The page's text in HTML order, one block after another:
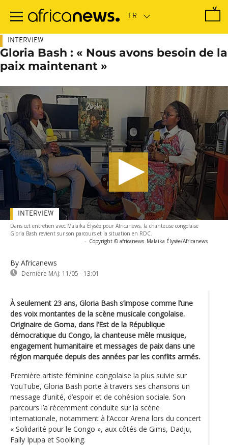
contenu
INTERVIEW
Gloria Bash : « Nous avons besoin de la
paix maintenant »
Dans cet entretien avec Malaika Élysée pour Africanews, la chanteuse congolaise
Gloria Bash revient sur son parcours et la situation en RDC.
- Copyright © africanews Malaika Élysée/Africanews
By Africanews
Dernière MAJ: 11/05 - 13:01
INTERVIEW
À seulement 23 ans, Gloria Bash s’impose comme l’une
des voix montantes de la scène musicale congolaise.
Originaire de Goma, dans l’Est de la République
démocratique du Congo, la chanteuse mêle musique,
engagement humanitaire et messages de paix dans une
région marquée depuis des années par les conflits armés.
Première artiste féminine congolaise la plus suivie sur
YouTube, Gloria Bash porte à travers ses chansons un
message d’unité, d’espoir et de cohésion sociale. Son
parcours l’a récemment conduite sur la scène
internationale, notamment à l’Accor Arena lors du concert
« Solidarité pour le Congo », aux côtés de Gims, Dadju,
Fally Ipupa et Soolking.